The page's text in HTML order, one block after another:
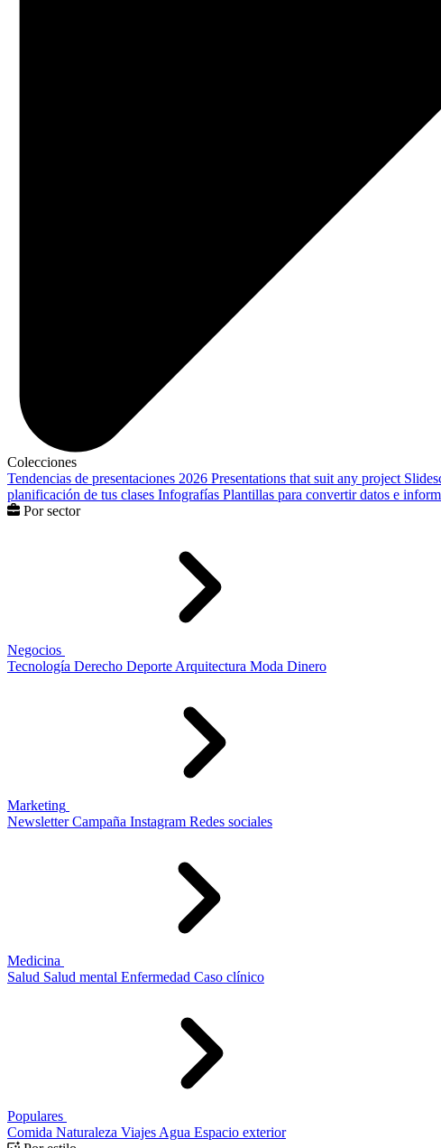
Colecciones
Tendencias de presentaciones 2026 Presentations that suit any project
planificación de tus clases Infografías Plantillas para convertir datos e
Por sector
Negocios
Tecnología Derecho Deporte Arquitectura Moda Dinero
Marketing
Newsletter Campaña Instagram Redes sociales
Medicina
Salud Salud mental Enfermedad Caso clínico
Populares
Comida Naturaleza Viajes Agua Espacio exterior